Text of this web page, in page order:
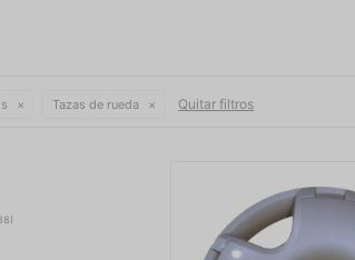
Tazas de rueda Quitar filtros